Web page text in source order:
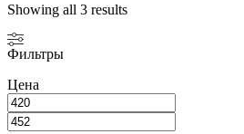
Showing all 3 results
Фильтры
Цена